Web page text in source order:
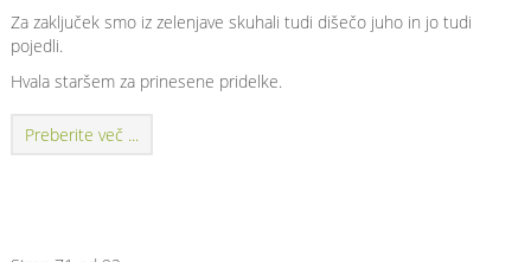
Za zaključek smo iz zelenjave skuhali tudi dišečo juho in jo tudi
pojedli.
Hvala staršem za prinesene pridelke.
Preberite več ...